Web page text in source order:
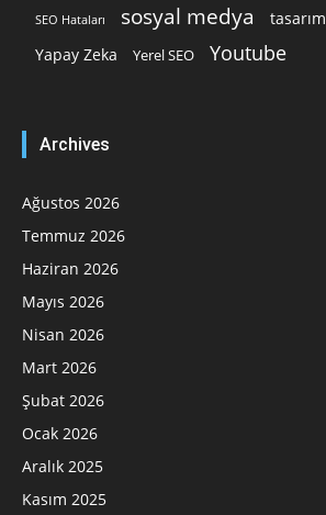
SEO Hataları sosyal medya tasarım
Yapay Zeka Yerel SEO Youtube
Archives
Ağustos 2026
Temmuz 2026
Haziran 2026
Mayıs 2026
Nisan 2026
Mart 2026
Şubat 2026
Ocak 2026
Aralık 2025
Kasım 2025